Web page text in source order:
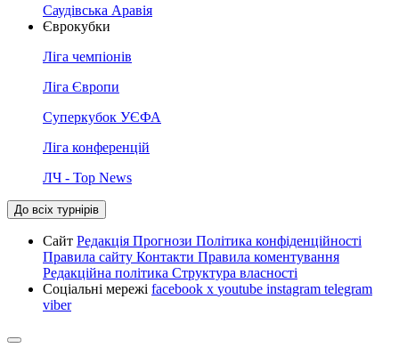
Саудівська Аравія
Єврокубки
Ліга чемпіонів
Ліга Європи
Суперкубок УЄФА
Ліга конференцій
ЛЧ - Top News
До всіх турнірів
Сайт Редакція Прогнози Політика конфіденційності
Правила сайту Контакти Правила коментування
Редакційна політика Структура власності
Соціальні мережі facebook x youtube instagram telegram
viber